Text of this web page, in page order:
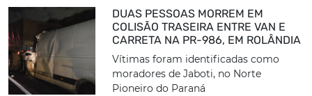
DUAS PESSOAS MORREM EM
COLISÃO TRASEIRA ENTRE VAN E
CARRETA NA PR-986, EM ROLÂNDIA
Vítimas foram identificadas como
moradores de Jaboti, no Norte
Pioneiro do Paraná